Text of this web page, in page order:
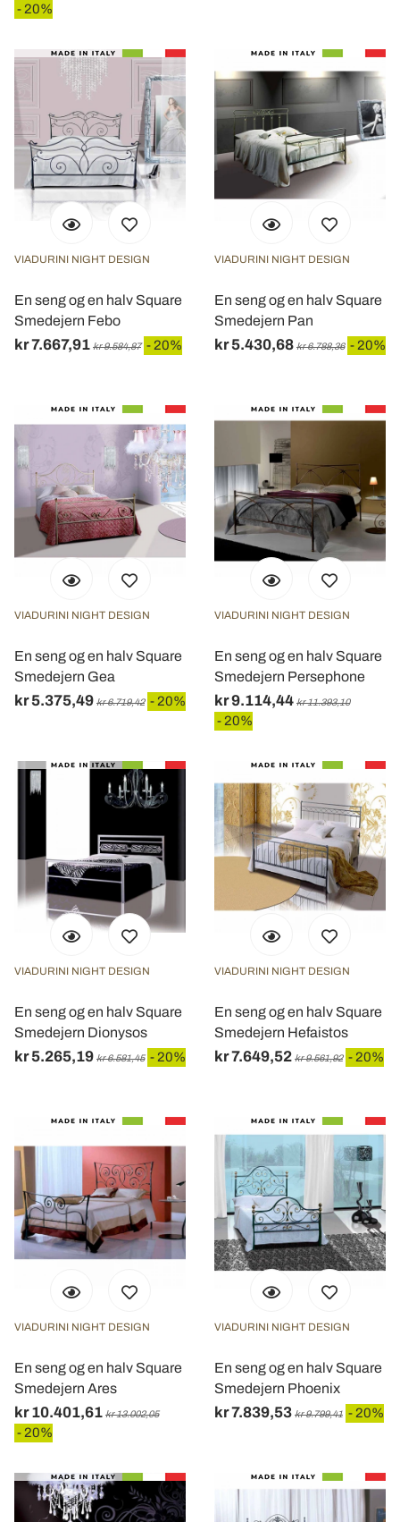
- 20%
VIADURINI NIGHT DESIGN
En seng og en halv Square
Smedejern Febo
kr 7.667,91 kr 9.584,87 - 20%
VIADURINI NIGHT DESIGN
En seng og en halv Square
Smedejern Pan
kr 5.430,68 kr 6.788,36 - 20%
VIADURINI NIGHT DESIGN
En seng og en halv Square
Smedejern Gea
kr 5.375,49 kr 6.719,42 - 20%
VIADURINI NIGHT DESIGN
En seng og en halv Square
Smedejern Persephone
kr 9.114,44 kr 11.393,10
- 20%
VIADURINI NIGHT DESIGN
En seng og en halv Square
Smedejern Dionysos
kr 5.265,19 kr 6.581,45 - 20%
VIADURINI NIGHT DESIGN
En seng og en halv Square
Smedejern Hefaistos
kr 7.649,52 kr 9.561,92 - 20%
VIADURINI NIGHT DESIGN
En seng og en halv Square
Smedejern Ares
kr 10.401,61 kr 13.002,05
- 20%
VIADURINI NIGHT DESIGN
En seng og en halv Square
Smedejern Phoenix
kr 7.839,53 kr 9.799,41 - 20%